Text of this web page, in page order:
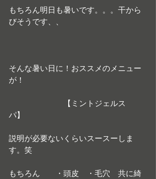
もちろん明日も暑いです。。。干から
びそうです、、
そんな暑い日に！おススメのメニュー
が！
【ミントジェルス
パ】
説明が必要ないくらいスースーしま
す。笑
もちろん　　・頭皮　・毛穴　共に綺